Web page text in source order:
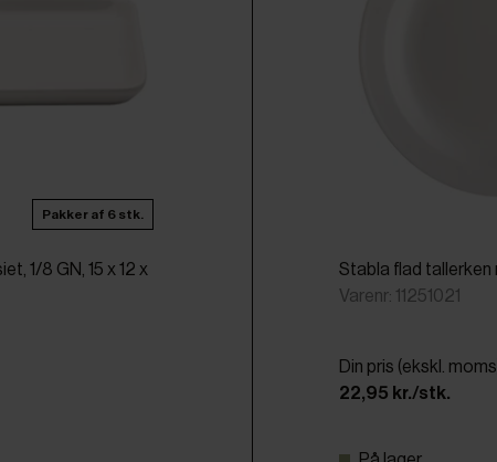
Pakker af 6 stk.
1/8 GN, 15 x 12 x
Stabla flad tallerken
Varenr: 11251021
Din pris (ekskl.
22,95 kr./stk.